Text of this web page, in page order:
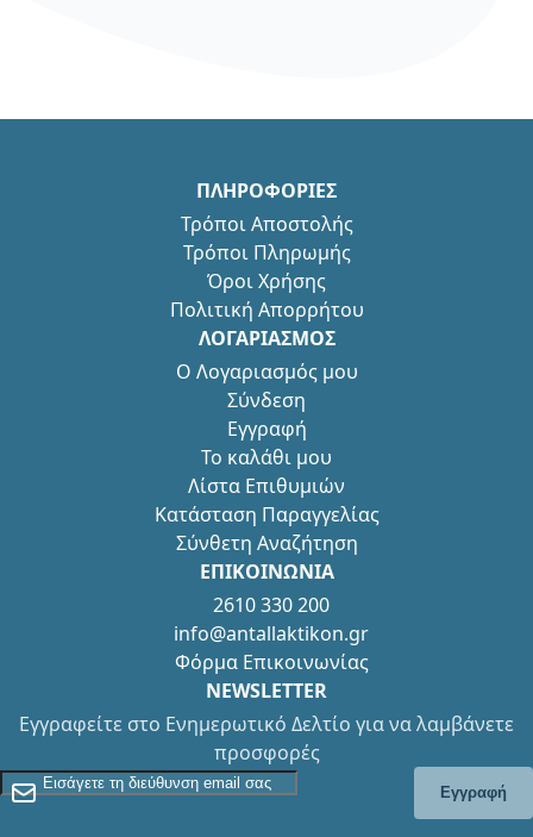
ΠΛΗΡΟΦΟΡΙΕΣ
Τρόποι Αποστολής
Τρόποι Πληρωμής
Όροι Χρήσης
Πολιτική Απορρήτου
ΛΟΓΑΡΙΑΣΜΟΣ
Ο Λογαριασμός μου
Σύνδεση
Εγγραφή
Το καλάθι μου
Λίστα Επιθυμιών
Κατάσταση Παραγγελίας
Σύνθετη Αναζήτηση
ΕΠΙΚΟΙΝΩΝΙΑ
2610 330 200
info@antallaktikon.gr
Φόρμα Επικοινωνίας
NEWSLETTER
Εγγραφείτε στο Ενημερωτικό Δελτίο για να λαμβάνετε
προσφορές
Εγγραφείτε στο Newsletter
Εγγραφή